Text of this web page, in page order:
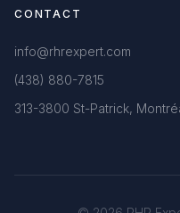
CONTACT
info@rhrexpert.com
(438) 880-7815
313-3800 St-Patrick,